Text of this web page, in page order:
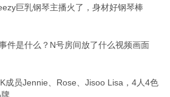
巨乳钢琴主播火了，身材好钢琴棒
件是什么？N号房间放了什么视频画面
成员Jennie、Rose、Jisoo Lisa，4人4色